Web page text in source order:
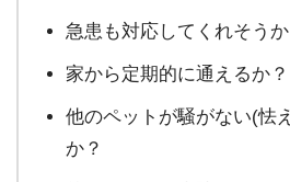
急患も対応してくれそうか
家から定期的に通えるか？
他のペットが騒がない(怯
か？